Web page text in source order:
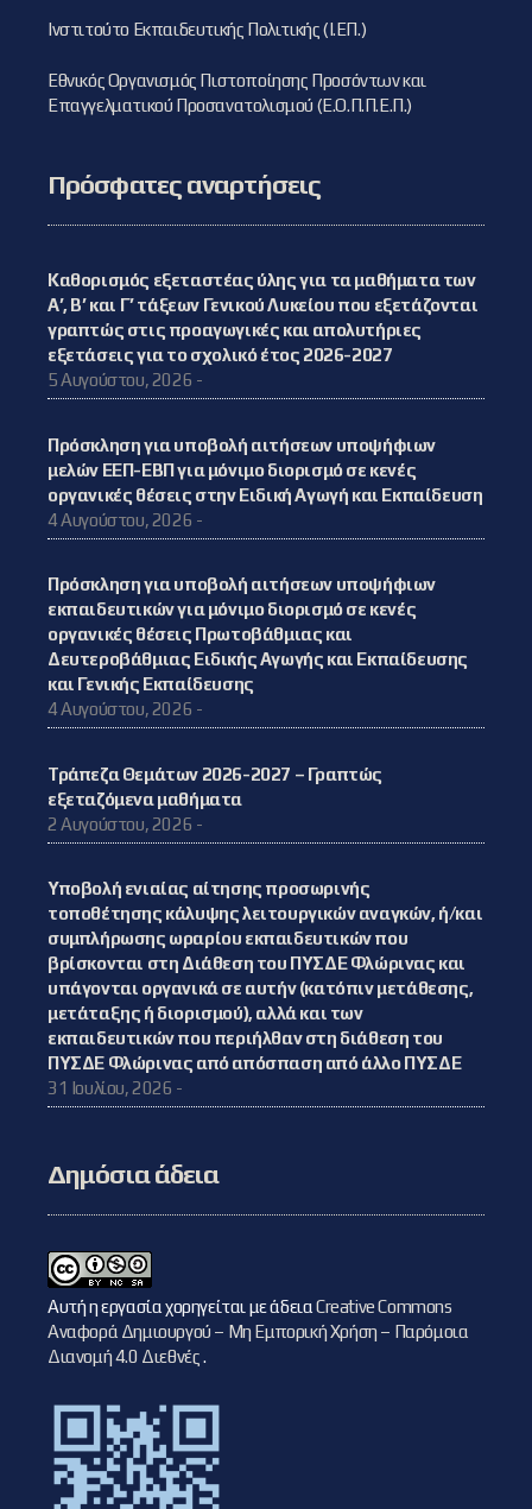
Ινστιτούτο Εκπαιδευτικής Πολιτικής (Ι.ΕΠ.)
Εθνικός Οργανισμός Πιστοποίησης Προσόντων και
Επαγγελματικού Προσανατολισμού (Ε.Ο.Π.Π.Ε.Π.)
Πρόσφατες αναρτήσεις
Καθορισμός εξεταστέας ύλης για τα μαθήματα των
Α’, Β’ και Γ’ τάξεων Γενικού Λυκείου που εξετάζονται
γραπτώς στις προαγωγικές και απολυτήριες
εξετάσεις για το σχολικό έτος 2026-2027
5 Αυγούστου, 2026 -
Πρόσκληση για υποβολή αιτήσεων υποψήφιων
μελών ΕΕΠ-ΕΒΠ για μόνιμο διορισμό σε κενές
οργανικές θέσεις στην Ειδική Αγωγή και Εκπαίδευση
4 Αυγούστου, 2026 -
Πρόσκληση για υποβολή αιτήσεων υποψήφιων
εκπαιδευτικών για μόνιμο διορισμό σε κενές
οργανικές θέσεις Πρωτοβάθμιας και
Δευτεροβάθμιας Ειδικής Αγωγής και Εκπαίδευσης
και Γενικής Εκπαίδευσης
4 Αυγούστου, 2026 -
Τράπεζα Θεμάτων 2026-2027 – Γραπτώς
εξεταζόμενα μαθήματα
2 Αυγούστου, 2026 -
Υποβολή ενιαίας αίτησης προσωρινής
τοποθέτησης κάλυψης λειτουργικών αναγκών, ή/και
συμπλήρωσης ωραρίου εκπαιδευτικών που
βρίσκονται στη Διάθεση του ΠΥΣΔΕ Φλώρινας και
υπάγονται οργανικά σε αυτήν (κατόπιν μετάθεσης,
μετάταξης ή διορισμού), αλλά και των
εκπαιδευτικών που περιήλθαν στη διάθεση του
ΠΥΣΔΕ Φλώρινας από απόσπαση από άλλο ΠΥΣΔΕ
31 Ιουλίου, 2026 -
Δημόσια άδεια
Αυτή η εργασία χορηγείται με άδειαCreative Commons
Αναφορά Δημιουργού – Μη Εμπορική Χρήση – Παρόμοια
Διανομή 4.0 Διεθνές.